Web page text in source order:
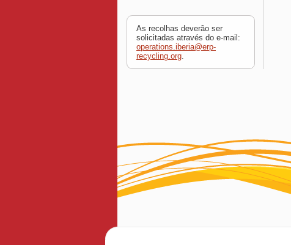
As recolhas deverão ser
solicitadas através do e-mail:
operations.iberia@erp-
recycling.org.